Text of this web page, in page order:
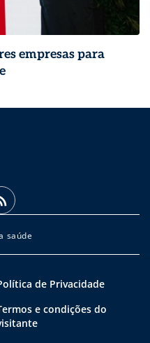
empresas para
saúde
de Privacidade
e condições do